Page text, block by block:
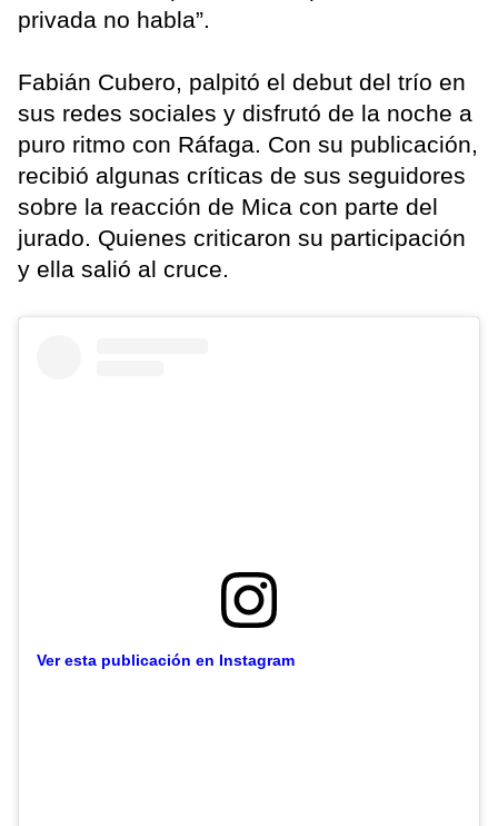
privada no habla”.
Fabián Cubero, palpitó el debut del trío en
sus redes sociales y disfrutó de la noche a
puro ritmo con Ráfaga. Con su publicación,
recibió algunas críticas de sus seguidores
sobre la reacción de Mica con parte del
jurado. Quienes criticaron su participación
y ella salió al cruce.
Ver esta publicación en Instagram